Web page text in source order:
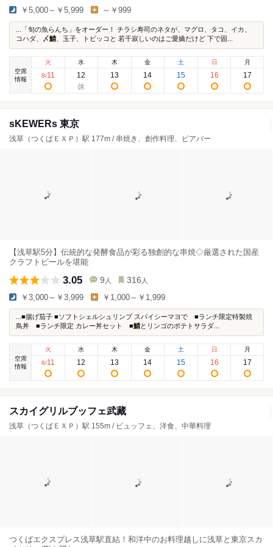
￥5,000～￥5,999 ～￥999
...「旬の魚らんち」をオーダー！ チラシ寿司のネタが、マグロ、タコ、イカ、
コハダ、〆鯖 、玉子、トビッコと 若干寂しいのはご愛嬌だけど 下で固...
空席
情報
火
8/11
水
12
木
13
金
14
土
15
日
16
月
17
sKEWERs 東京
浅草（つくばＥＸＰ）駅 177m / 串焼き、創作料理、ビアバー
【浅草駅5分】伝統的な発酵食品が彩る独創的な串焼◇厳選された国産
クラフトビールを堪能
3.05 9 人 316 人
￥3,000～￥3,999 ￥1,000～￥1,999
...■揚げ茄子 ■ソフトシェルシュリンプ スパイシーマヨで ■ランチ限定特製焼
鳥丼 ■ランチ限定 カレー丼セット ■鯖とリンゴのポテトサラダ...
空席
情報
火
8/11
水
12
木
13
金
14
土
15
日
16
月
17
スカイグリルブッフェ武藏
浅草（つくばＥＸＰ）駅 155m / ビュッフェ、洋食、中華料理
つくばエクスプレス浅草駅直結！和洋中のお料理越しに浅草と東京スカ